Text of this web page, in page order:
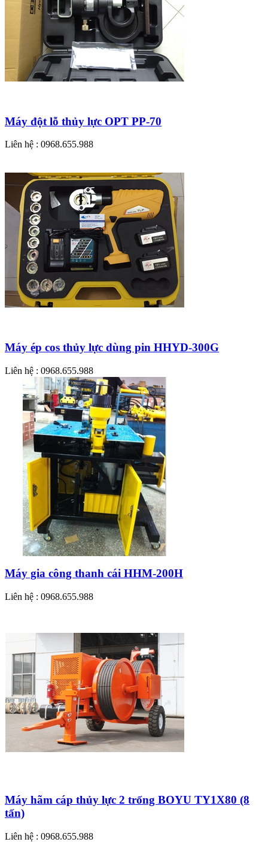
Máy đột lỗ thủy lực OPT PP-70
Liên hệ : 0968.655.988
Máy ép cos thủy lực dùng pin HHYD-300G
Liên hệ : 0968.655.988
Máy gia công thanh cái HHM-200H
Liên hệ : 0968.655.988
Máy hãm cáp thủy lực 2 trống BOYU TY1X80 (8
tấn)
Liên hệ : 0968.655.988